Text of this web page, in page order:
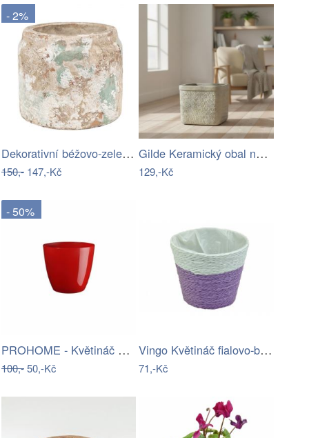
- 2%
Dekorativní béžovo-zelený antik…
150,- 147,-Kč
Gilde Keramický obal na květináč Košík
129,-Kč
- 50%
PROHOME - Květináč ELLA 21cm červený
100,-50,-Kč
Vingo Květináč fialovo-bílý s…
71,-Kč